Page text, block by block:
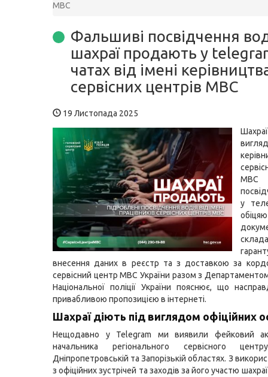
МВС
Фальшиві посвідчення
шахраї продають у
чатах від імені
сервісних центрів МВС
19 Листопада 2025
МВС
у
внесення даних в реєстр та з доставкою за
сервісний центр МВС України разом з Департаментом
Національної поліції України пояснює, що
привабливою пропозицією в інтернеті.
Шахраї діють під виглядом офіційних
Нещодавно у Telegram ми виявили фейковий
начальника регіонального сервісного
Дніпропетровській та Запорізькій областях. З
з офіційних зустрічей та заходів за його участю